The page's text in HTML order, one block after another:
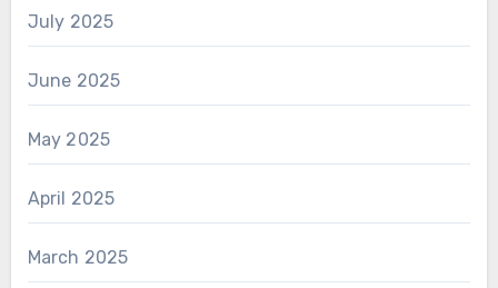
July 2025
June 2025
May 2025
April 2025
March 2025